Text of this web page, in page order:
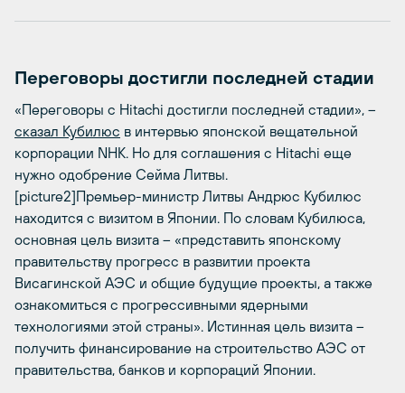
Переговоры достигли последней стадии
«Переговоры с Hitachi достигли последней стадии», –
сказал Кубилюс в интервью японской вещательной
корпорации NHK. Но для соглашения с Hitachi еще
нужно одобрение Сейма Литвы.
[picture2]Премьер-министр Литвы Андрюс Кубилюс
находится с визитом в Японии. По словам Кубилюса,
основная цель визита – «представить японскому
правительству прогресс в развитии проекта
Висагинской АЭС и общие будущие проекты, а также
ознакомиться с прогрессивными ядерными
технологиями этой страны». Истинная цель визита –
получить финансирование на строительство АЭС от
правительства, банков и корпораций Японии.